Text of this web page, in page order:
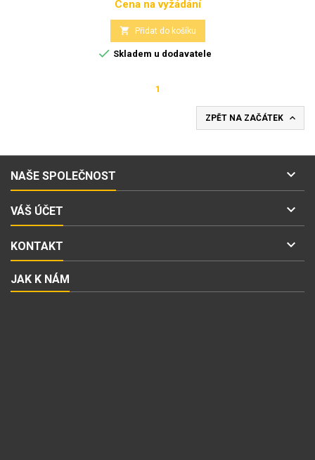
Cena
Cena na vyžádání
 Přidat do košíku
 Skladem u dodavatele
1
ZPĚT NA ZAČÁTEK 
NAŠE SPOLEČNOST 
VÁŠ ÚČET 
KONTAKT 
JAK K NÁM